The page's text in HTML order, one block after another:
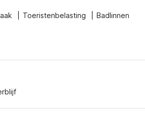
Toeristenbelasting
Badlinnen